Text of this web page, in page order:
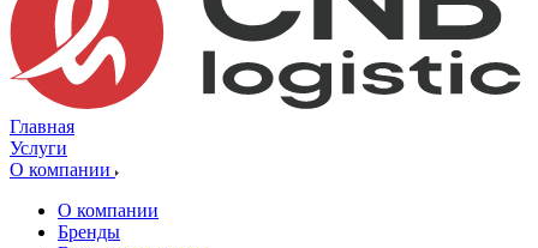
Главная
Услуги
О компании
О компании
Бренды